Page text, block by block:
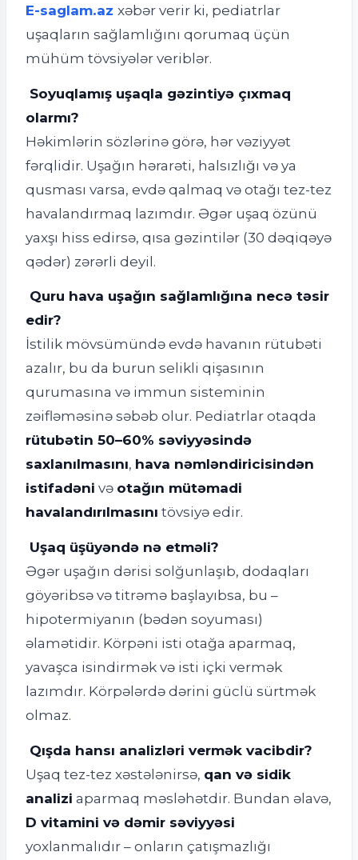
E-saglam.az xəbər verir ki, pediatrlar
uşaqların sağlamlığını qorumaq üçün
mühüm tövsiyələr veriblər.
Soyuqlamış uşaqla gəzintiyə çıxmaq
olarmı?
Həkimlərin sözlərinə görə, hər vəziyyət
fərqlidir. Uşağın hərarəti, halsızlığı və ya
qusması varsa, evdə qalmaq və otağı tez-tez
havalandırmaq lazımdır. Əgər uşaq özünü
yaxşı hiss edirsə, qısa gəzintilər (30 dəqiqəyə
qədər) zərərli deyil.
Quru hava uşağın sağlamlığına necə təsir
edir?
İstilik mövsümündə evdə havanın rütubəti
azalır, bu da burun selikli qişasının
qurumasına və immun sisteminin
zəifləməsinə səbəb olur. Pediatrlar otaqda
rütubətin 50–60% səviyyəsində
saxlanılmasını, hava nəmləndiricisindən
istifadəni və otağın mütəmadi
havalandırılmasını tövsiyə edir.
Uşaq üşüyəndə nə etməli?
Əgər uşağın dərisi solğunlaşıb, dodaqları
göyəribsə və titrəmə başlayıbsa, bu –
hipotermiyanın (bədən soyuması)
əlamətidir. Körpəni isti otağa aparmaq,
yavaşca isindirmək və isti içki vermək
lazımdır. Körpələrdə dərini güclü sürtmək
olmaz.
Qışda hansı analizləri vermək vacibdir?
Uşaq tez-tez xəstələnirsə, qan və sidik
analizi aparmaq məsləhətdir. Bundan əlavə,
D vitamini və dəmir səviyyəsi
yoxlanmalıdır – onların çatışmazlığı